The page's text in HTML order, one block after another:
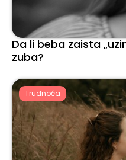
Da li beba zaista
zuba?
Trudnoća